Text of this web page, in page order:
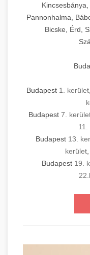
Pannonhalma,
Bicske, Érd,
Budapest 1. kerület,
Budapest 7.
11.
Budapest 13.
kerület,
Budapest 19.